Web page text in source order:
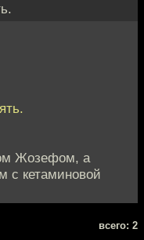
Жозефом, а
с кетаминовой
всего: 2